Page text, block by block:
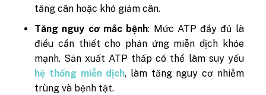
tăng cân hoặc khó giảm cân.
Tăng nguy cơ mắc bệnh: Mức ATP đầy đủ là
điều cần thiết cho phản ứng miễn dịch khỏe
mạnh. Sản xuất ATP thấp có thể làm suy yếu
hệ thống miễn dịch, làm tăng nguy cơ nhiễm
trùng và bệnh tật.